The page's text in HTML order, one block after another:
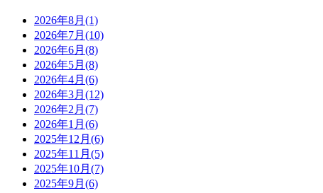
2026年8月(1)
2026年7月(10)
2026年6月(8)
2026年5月(8)
2026年4月(6)
2026年3月(12)
2026年2月(7)
2026年1月(6)
2025年12月(6)
2025年11月(5)
2025年10月(7)
2025年9月(6)